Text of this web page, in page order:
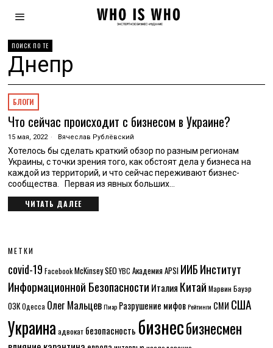
ПОИСК ПО ТЕ
Днепр
БЛОГИ
Что сейчас происходит с бизнесом в Украине?
15 мая, 2022 Вячеслав Рублёвский
Хотелось бы сделать краткий обзор по разным регионам
Украины, с точки зрения того, как обстоят дела у бизнеса на
каждой из территорий, и что сейчас переживают бизнес-
сообщества. Первая из явных больших…
ЧИТАТЬ ДАЛЕЕ
МЕТКИ
covid-19 Facebook McKinseySEO YBC Академия APSI ИИБИнститут
Информационной Безопасности Италия Китай Марвин Бауэр
ОЗК Одесса Олег Мальцев Пиар Разрушение мифов Рейтинги СМИ США
Украина адвокат безопасность бизнесбизнесмен